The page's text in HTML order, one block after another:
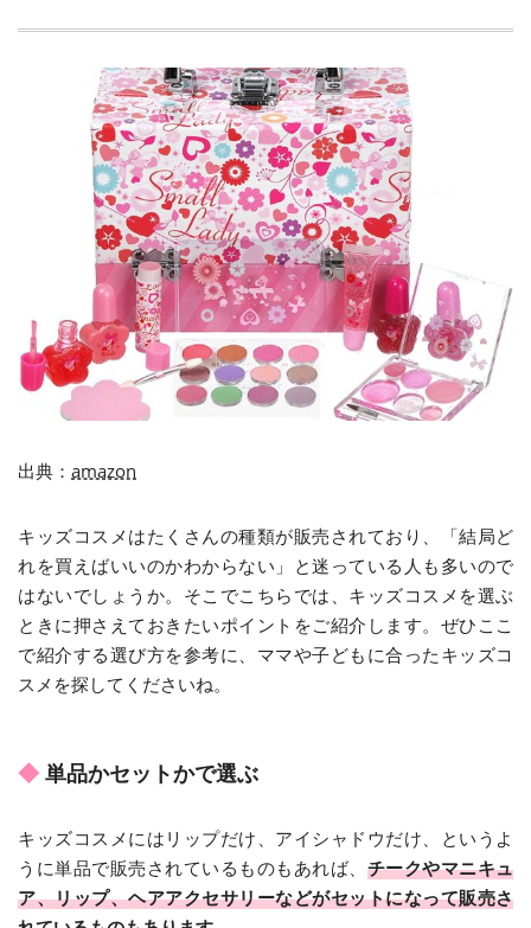
出典： amazon
キッズコスメはたくさんの種類が販売されており、「結局ど
れを買えばいいのかわからない」と迷っている人も多いので
はないでしょうか。そこでこちらでは、キッズコスメを選ぶ
ときに押さえておきたいポイントをご紹介します。ぜひここ
で紹介する選び方を参考に、ママや子どもに合ったキッズコ
スメを探してくださいね。
単品かセットかで選ぶ
キッズコスメにはリップだけ、アイシャドウだけ、というよ
うに単品で販売されているものもあれば、 チークやマニキュ
ア、リップ、ヘアアクセサリーなどがセットになって販売さ